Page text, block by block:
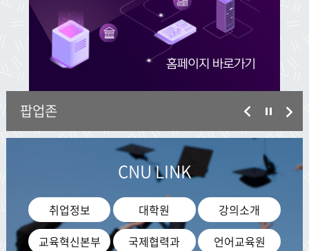
팝업존
CNU LINK
취업정보 대학원
강의소개
교육혁신본부
국제협력과 언어교육원